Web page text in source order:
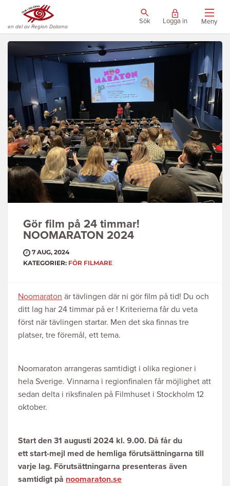
en del av Region Dalarna
Sök Logga in Meny
Gör film på 24 timmar!
NOOMARATON 2024
7 AUG, 2024
KATEGORIER: FÖR FILMARE
Noomaraton är tävlingen där ni gör film på tid! Du och
ditt lag har 24 timmar på er ! Kriterierna får du veta
först när tävlingen startar. Men det ska finnas tre
platser, tre föremål, ett tema.
Noomaraton arrangeras samtidigt i olika regioner i
hela Sverige. Vinnarna i regionfinalen får möjlighet att
sedan delta i riksfinalen på Filmhuset i Stockholm 12
oktober.
Start den 31 augusti 2024 kl. 9.00. Då får du
ettstart-mejl med de hemliga förutsättningarna till
varje lag. Förutsättningarna presenteras även
samtidigt på noomaraton.se